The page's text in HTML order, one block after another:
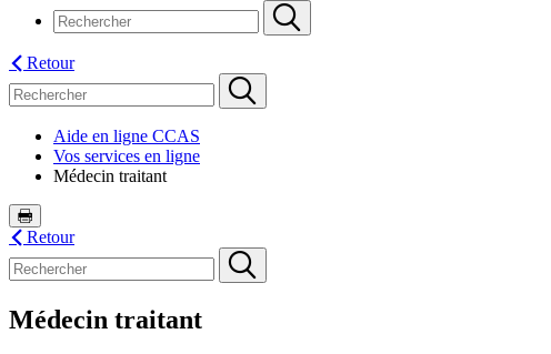
Retour
Aide en ligne CCAS
Vos services en ligne
Médecin traitant
Retour
Médecin traitant